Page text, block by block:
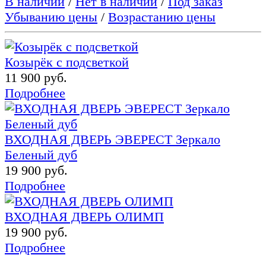
Убыванию цены / Возрастанию цены
Козырёк с подсветкой
11 900 руб.
Подробнее
ВХОДНАЯ ДВЕРЬ ЭВЕРЕСТ Зеркало
Беленый дуб
19 900 руб.
Подробнее
ВХОДНАЯ ДВЕРЬ ОЛИМП
19 900 руб.
Подробнее